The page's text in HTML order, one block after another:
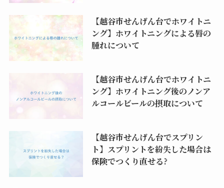
【越谷市せんげん台でホワイトニ
ング】ホワイトニングによる唇の
腫れについて
【越谷市せんげん台でホワイトニ
ング】ホワイトニング後のノンア
ルコールビールの摂取について
【越谷市せんげん台でスプリン
ト】スプリントを紛失した場合は
保険でつくり直せる?